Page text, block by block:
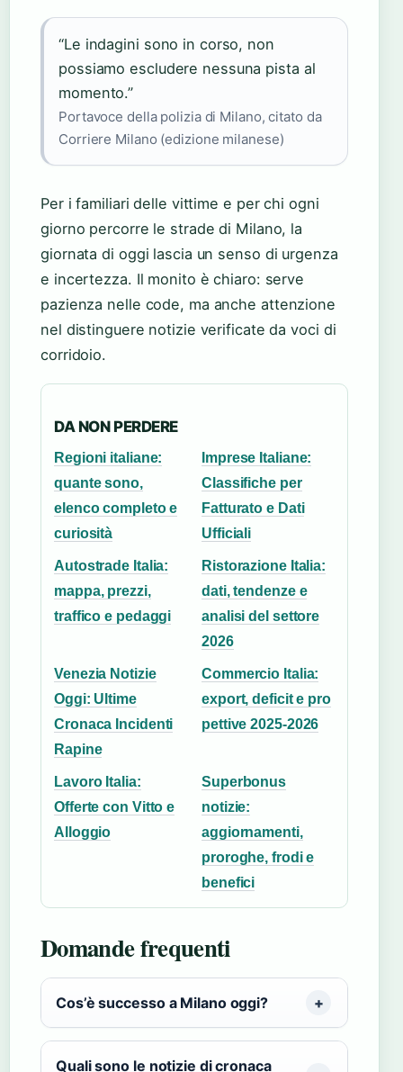
“Le indagini sono in corso, non
possiamo escludere nessuna pista al
momento.”
Portavoce della polizia di Milano, citato da
Corriere Milano (edizione milanese)
Per i familiari delle vittime e per chi ogni
giorno percorre le strade di Milano, la
giornata di oggi lascia un senso di urgenza
e incertezza. Il monito è chiaro: serve
pazienza nelle code, ma anche attenzione
nel distinguere notizie verificate da voci di
corridoio.
DA NON PERDERE
Regioni italiane:
quante sono,
elenco completo e
curiosità
Imprese Italiane:
Classifiche per
Fatturato e Dati
Ufficiali
Autostrade Italia:
mappa, prezzi,
traffico e pedaggi
Ristorazione Italia:
dati, tendenze e
analisi del settore
2026
Venezia Notizie
Oggi: Ultime
Cronaca Incidenti
Rapine
Commercio Italia:
export, deficit e pro
pettive 2025-2026
Lavoro Italia:
Offerte con Vitto e
Alloggio
Superbonus
notizie:
aggiornamenti,
proroghe, frodi e
benefici
Domande frequenti
Cos’è successo a Milano oggi?
Quali sono le notizie di cronaca